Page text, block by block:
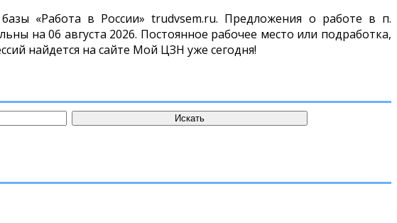
«Работа в России» trudvsem.ru. Предложения о работе в п.
на 06 августа 2026. Постоянное рабочее место или подработка,
найдется на сайте Мой ЦЗН уже сегодня!